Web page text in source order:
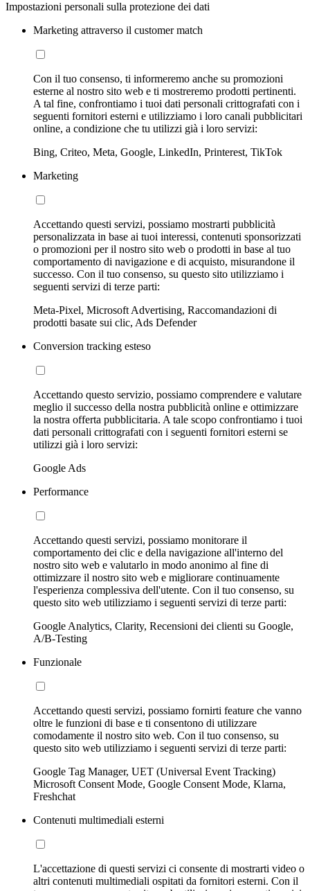
Impostazioni personali sulla protezione dei dati
Marketing attraverso il customer match
Con il tuo consenso, ti informeremo anche su promozioni
esterne al nostro sito web e ti mostreremo prodotti pertinenti.
A tal fine, confrontiamo i tuoi dati personali crittografati con i
seguenti fornitori esterni e utilizziamo i loro canali pubblicitari
online, a condizione che tu utilizzi già i loro servizi:
Bing, Criteo, Meta, Google, LinkedIn, Printerest, TikTok
Marketing
Accettando questi servizi, possiamo mostrarti pubblicità
personalizzata in base ai tuoi interessi, contenuti sponsorizzati
o promozioni per il nostro sito web o prodotti in base al tuo
comportamento di navigazione e di acquisto, misurandone il
successo. Con il tuo consenso, su questo sito utilizziamo i
seguenti servizi di terze parti:
Meta-Pixel, Microsoft Advertising, Raccomandazioni di
prodotti basate sui clic, Ads Defender
Conversion tracking esteso
Accettando questo servizio, possiamo comprendere e valutare
meglio il successo della nostra pubblicità online e ottimizzare
la nostra offerta pubblicitaria. A tale scopo confrontiamo i tuoi
dati personali crittografati con i seguenti fornitori esterni se
utilizzi già i loro servizi:
Google Ads
Performance
Accettando questi servizi, possiamo monitorare il
comportamento dei clic e della navigazione all'interno del
nostro sito web e valutarlo in modo anonimo al fine di
ottimizzare il nostro sito web e migliorare continuamente
l'esperienza complessiva dell'utente. Con il tuo consenso, su
questo sito web utilizziamo i seguenti servizi di terze parti:
Google Analytics, Clarity, Recensioni dei clienti su Google,
A/B-Testing
Funzionale
Accettando questi servizi, possiamo fornirti feature che vanno
oltre le funzioni di base e ti consentono di utilizzare
comodamente il nostro sito web. Con il tuo consenso, su
questo sito web utilizziamo i seguenti servizi di terze parti:
Google Tag Manager, UET (Universal Event Tracking)
Microsoft Consent Mode, Google Consent Mode, Klarna,
Freshchat
Contenuti multimediali esterni
L'accettazione di questi servizi ci consente di mostrarti video o
altri contenuti multimediali ospitati da fornitori esterni. Con il